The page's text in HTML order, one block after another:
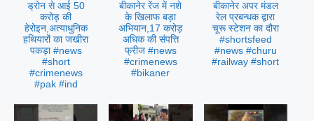
ड्रोन से आई 50
करोड़ की
हेरोइन,अत्याधुनिक
हथियारों का जखीरा
पकड़ा #news
#short
#crimenews
#pak #ind
बीकानेर रेंज में नशे
के खिलाफ बड़ा
अभियान,17 करोड़
अधिक की संपत्ति
फ्रीज #news
#crimenews
#bikaner
बीकानेर अपर मंडल
रेल प्रबन्धक द्वारा
चूरू स्टेशन का दौरा
#shortsfeed
#news #churu
#railway #short